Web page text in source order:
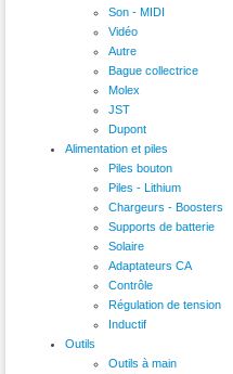
Son - MIDI
Vidéo
Autre
Bague collectrice
Molex
JST
Dupont
Alimentation et piles
Piles bouton
Piles - Lithium
Chargeurs - Boosters
Supports de batterie
Solaire
Adaptateurs CA
Contrôle
Régulation de tension
Inductif
Outils
Outils à main